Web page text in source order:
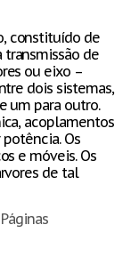
constituído de
de
ou eixo –
dois sistemas,
um para outro.
acoplamentos
Os
e móveis. Os
de tal